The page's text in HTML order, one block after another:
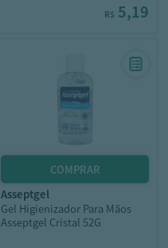
R$ 5,19
asseptgel
Gel Higienizador Para Mãos
Asseptgel Cristal 52G